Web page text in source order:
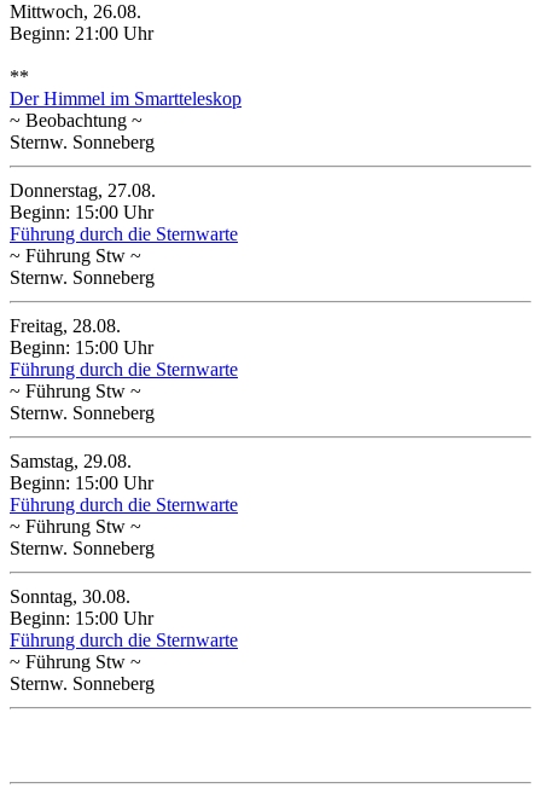
Mittwoch, 26.08.
Beginn: 21:00 Uhr
**
Der Himmel im Smartteleskop
~ Beobachtung ~
Sternw. Sonneberg
Donnerstag, 27.08.
Beginn: 15:00 Uhr
Führung durch die Sternwarte
~ Führung Stw ~
Sternw. Sonneberg
Freitag, 28.08.
Beginn: 15:00 Uhr
Führung durch die Sternwarte
~ Führung Stw ~
Sternw. Sonneberg
Samstag, 29.08.
Beginn: 15:00 Uhr
Führung durch die Sternwarte
~ Führung Stw ~
Sternw. Sonneberg
Sonntag, 30.08.
Beginn: 15:00 Uhr
Führung durch die Sternwarte
~ Führung Stw ~
Sternw. Sonneberg